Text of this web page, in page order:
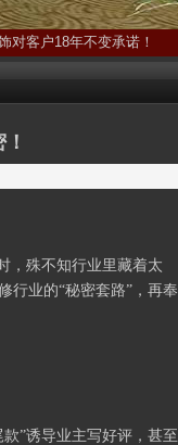
对客户18年不变承诺！
，殊不知行业里藏着太
业的“秘密套路”，再奉
款”诱导业主写好评，甚至